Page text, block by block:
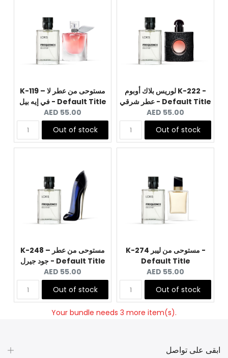
K-119 – مستوحى من عطر لا
في إيه بيل - Default Title
Current
price:
AED 55.00
Out of stock
لوريس بلاك أوبوم K-222 -
عطر شرقي - Default Title
Current
price:
AED 55.00
Out of stock
K-248 – مستوحى من عطر
جود جيرل - Default Title
Current
price:
AED 55.00
Out of stock
K-274 مستوحى من ليبر -
Default Title
Current
price:
AED 55.00
Out of stock
Your bundle needs 3 more item(s).
ابقى على تواصل